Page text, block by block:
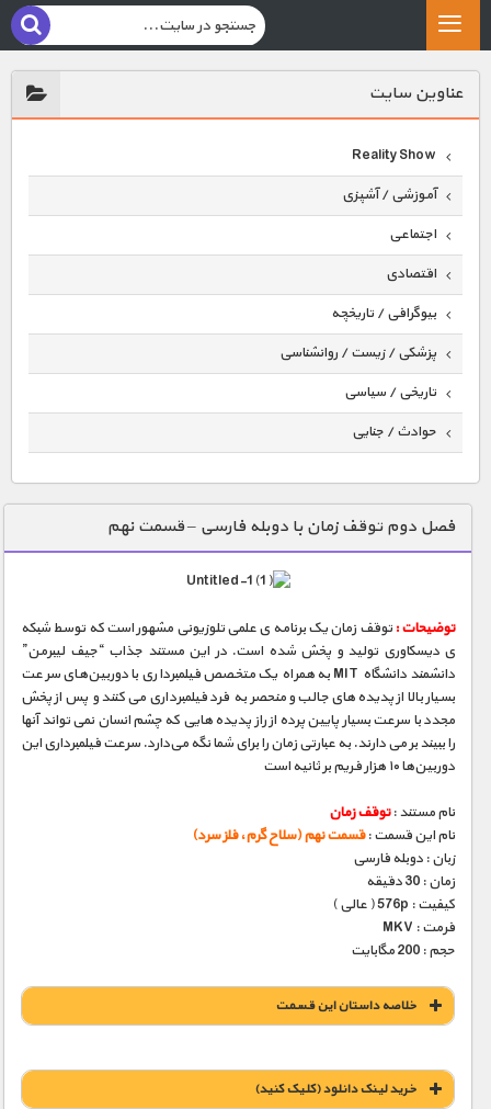
عناوين سايت
Reality Show
آموزشی / آشپزی
اجتماعی
اقتصادی
بیوگرافی / تاریخچه
پزشکی / زیست / روانشناسی
تاریخی / سیاسی
حوادث / جنایی
دنیای خوراکی ها
زمین شناسی / محیط زیست
سرگرمی
شناخت کودکان
طبیعت
علم و فناوری
کیهان / نجوم
گردشگری
ماورایی
مسابقات / ورزشی
مستند های اختصاصی
فصل دوم توقف زمان با دوبله فارسی – قسمت نهم
توضیحات :توقف زمان یک برنامه ی علمی تلوزیونی مشهور است که توسط شبکه
ی دیسکاوری تولید و پخش شده است. در این مستند جذاب “جیف لیبرمن”
دانشمند دانشگاه MIT به همراه یک متخصص فیلمبرداری با دوربین‌های سرعت
بسیار بالا از پدیده‌های جالب و منحصر به فرد فیلمبرداری می کنند و پس از پخش
مجدد با سرعت بسیار پایین پرده از راز پدیده هایی که چشم انسان نمی تواند آنها
را ببیند بر می دارند. به عبارتی زمان را برای شما نگه می‌دارد. سرعت فیلمبرداری این
دوربین‌ها ۱۰ هزار فریم بر ثانیه است
نام مستند :توقف زمان
نام این قسمت :قسمت نهم (سلاح گرم، فلز سرد)
زبان : دوبله فارسی
زمان : 30 دقیقه
کیفیت : 576p ( عالی )
فرمت : MKV
حجم : 200 مگابایت
خلاصه داستان این قسمت
خريد لينک دانلود (کليک کنيد)